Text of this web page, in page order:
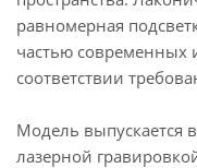
равномерная
частью современных
соответствии
Модель выпускается
лазерной